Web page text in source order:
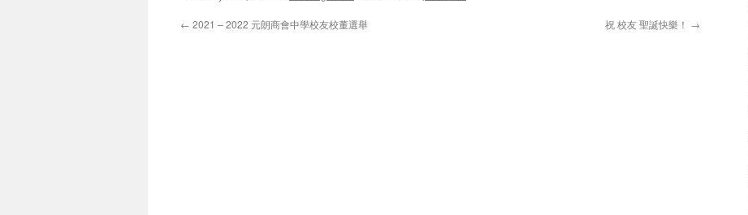
← 2021 – 2022 元朗商會中學校友校董選舉 祝 校友 聖誕快樂！ →